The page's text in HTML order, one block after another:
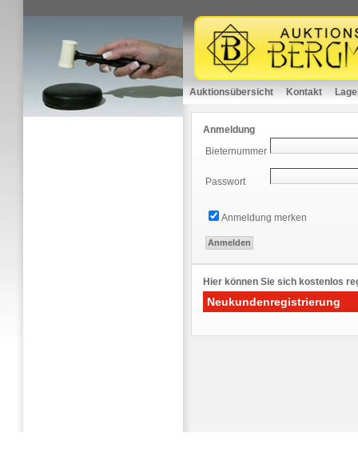
Auktionsübersicht Kontakt
Anmeldung
Bieternummer
Passwort
Anmeldung merken
Hier können Sie sich kostenlos
Neukundenregistrierung